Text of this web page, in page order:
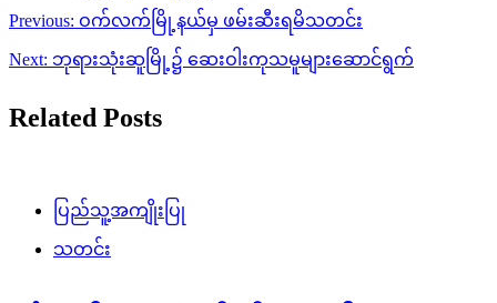
Post
navigation
Previous: ဝက်လက်မြို့နယ်မှ ဖမ်းဆီးရမိသတင်း
Next: ဘုရားသုံးဆူမြို့၌ ဆေးဝါးကုသမူများဆောင်ရွက်
Related Posts
ပြည်သူ့အကျိုးပြု
သတင်း